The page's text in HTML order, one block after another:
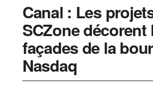
Canal : Les
SCZone décorent
façades de la
Nasdaq